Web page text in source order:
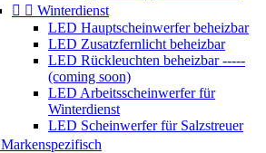
  Winterdienst
LED Hauptscheinwerfer beheizbar
LED Zusatzfernlicht beheizbar
LED Rückleuchten beheizbar -----
(coming soon)
LED Arbeitsscheinwerfer für
Winterdienst
LED Scheinwerfer für Salzstreuer
Markenspezifisch